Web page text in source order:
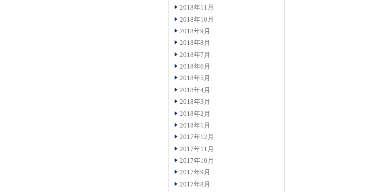
2018年11月
2018年10月
2018年9月
2018年8月
2018年7月
2018年6月
2018年5月
2018年4月
2018年3月
2018年2月
2018年1月
2017年12月
2017年11月
2017年10月
2017年9月
2017年8月